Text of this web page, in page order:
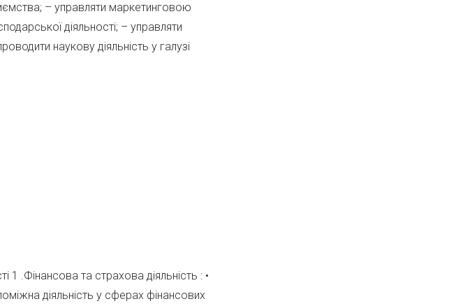
– управляти маркетинговою
діяльності; – управляти
наукову діяльність у галузі
1 .Фінансова та страхова діяльність : •
діяльність у сферах фінансових